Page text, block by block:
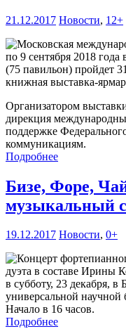
21.12.2017 Новости, 12+
по 9 сентября 2018
(75 павильон) пройдет
книжная выставка-
Организатором
дирекция
поддержке
коммуникациям.
Подробнее
Бизе, Форе,
музыкальный
19.12.2017 Новости, 0+
дуэта в составе Ирины
в субботу, 23 декабря,
универсальной
Начало в 16 часов.
Подробнее